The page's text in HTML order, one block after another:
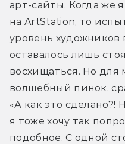
арт-сайты. Когда же
на ArtStation, то
уровень художников
оставалось лишь
восхищаться. Но для
волшебный пинок,
«А как это сделано?!
я тоже хочу так
подобное. С одной